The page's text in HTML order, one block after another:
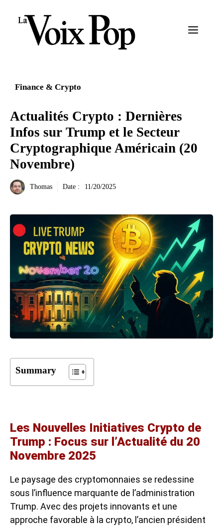
Menu
Finance & Crypto
Actualités Crypto : Dernières
Infos sur Trump et le Secteur
Cryptographique Américain (20
Novembre)
Thomas Date : 11/20/2025
Summary
Les Nouvelles Initiatives Crypto de
Trump : Focus sur l’Actualité du 20
Novembre 2025
Le paysage des cryptomonnaies se redessine
sous l’influence marquante de l’administration
Trump. Avec des projets innovants et une
approche favorable à la crypto, l’ancien président